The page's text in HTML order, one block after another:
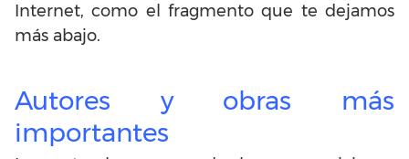
Internet, como el fragmento que te dejamos
más abajo.
Autores y obras más
importantes